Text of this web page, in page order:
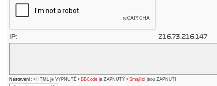
IP: 216.73.216.147
Nastavení: • HTML je VYPNUTÉ • BBCode je ZAPNUTÝ • Smajlíci jsou ZAPNUTI